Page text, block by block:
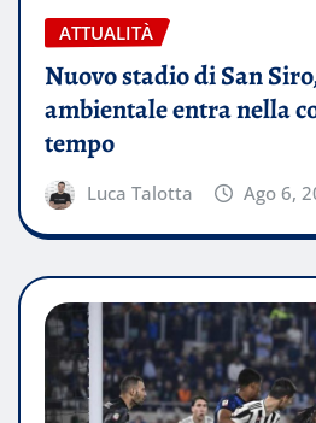
ATTUALITÀ
Nuovo stadio di San
ambientale entra nella
tempo
Luca Talotta Ago 6,